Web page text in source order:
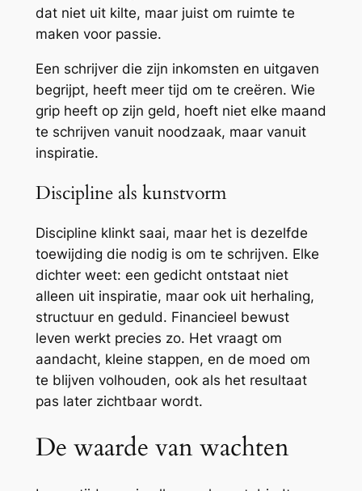
dat niet uit kilte, maar juist om ruimte te
maken voor passie.
Een schrijver die zijn inkomsten en uitgaven
begrijpt, heeft meer tijd om te creëren. Wie
grip heeft op zijn geld, hoeft niet elke maand
te schrijven vanuit noodzaak, maar vanuit
inspiratie.
Discipline als kunstvorm
Discipline klinkt saai, maar het is dezelfde
toewijding die nodig is om te schrijven. Elke
dichter weet: een gedicht ontstaat niet
alleen uit inspiratie, maar ook uit herhaling,
structuur en geduld. Financieel bewust
leven werkt precies zo. Het vraagt om
aandacht, kleine stappen, en de moed om
te blijven volhouden, ook als het resultaat
pas later zichtbaar wordt.
De waarde van wachten